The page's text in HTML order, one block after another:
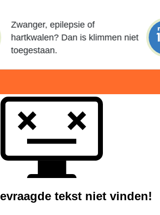
Zwanger, epilepsie of
hartkwalen? Dan is klimmen niet
toegestaan.